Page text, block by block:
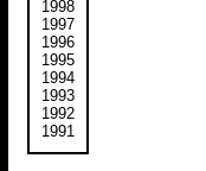
1998
1997
1996
1995
1994
1993
1992
1991